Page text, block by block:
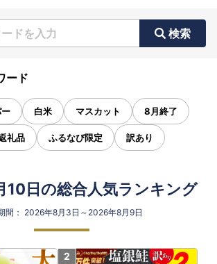
検索
ード
白米 マスカット 8月終了
礼品 ふるなび限定 訳あり
日の総合人気ランキング
間： 2026年8月3日～2026年8月9日